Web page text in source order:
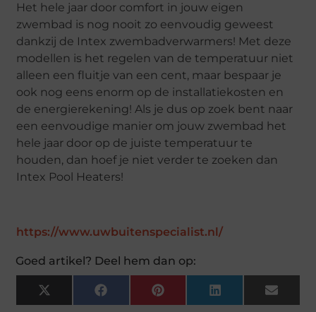
Het hele jaar door comfort in jouw eigen
zwembad is nog nooit zo eenvoudig geweest
dankzij de Intex zwembadverwarmers! Met deze
modellen is het regelen van de temperatuur niet
alleen een fluitje van een cent, maar bespaar je
ook nog eens enorm op de installatiekosten en
de energierekening! Als je dus op zoek bent naar
een eenvoudige manier om jouw zwembad het
hele jaar door op de juiste temperatuur te
houden, dan hoef je niet verder te zoeken dan
Intex Pool Heaters!
https://www.uwbuitenspecialist.nl/
Goed artikel? Deel hem dan op:
X
(Twitter)
Facebook Pinterest LinkedIn Email